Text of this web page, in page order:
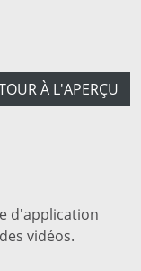
À L'APERÇU
d'application
vidéos.